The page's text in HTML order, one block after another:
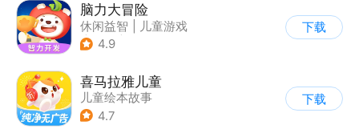
脑力大冒险
休闲益智
儿童游戏
| 卡通
4.9
下载
喜马拉雅儿童
儿童绘本故事
4.7
下载